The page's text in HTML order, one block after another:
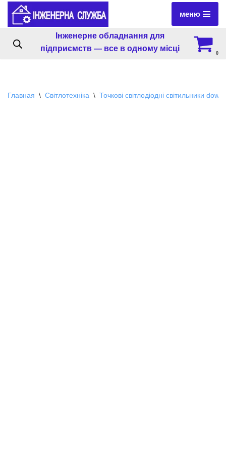
Перейти
содержимому
меню
Інженерне обладнання для
підприємств — все в одному місці
0
Главная \ Світлотехніка \ Точкові світлодіодні світильники